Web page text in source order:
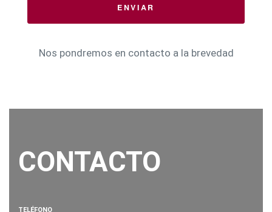
ENVIAR
Nos pondremos en contacto a la brevedad
CONTACTO
TELÉFONO